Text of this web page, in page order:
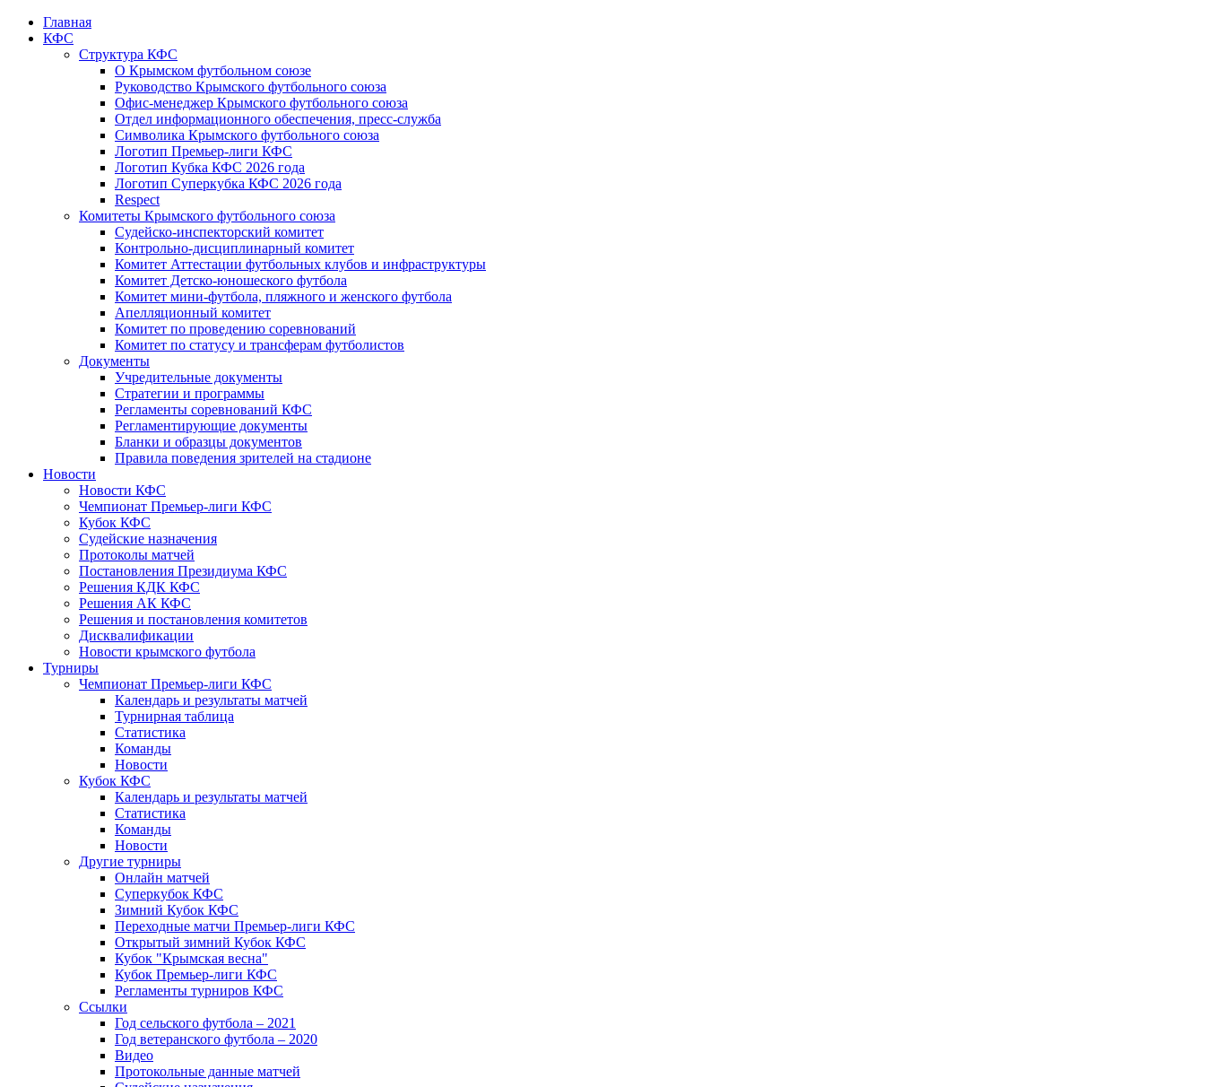
Главная
КФС
Структура КФС
О Крымском футбольном союзе
Руководство Крымского футбольного союза
Офис-менеджер Крымского футбольного союза
Отдел информационного обеспечения, пресс-служба
Символика Крымского футбольного союза
Логотип Премьер-лиги КФС
Логотип Кубка КФС 2026 года
Логотип Суперкубка КФС 2026 года
Respect
Комитеты Крымского футбольного союза
Судейско-инспекторский комитет
Контрольно-дисциплинарный комитет
Комитет Аттестации футбольных клубов и инфраструктуры
Комитет Детско-юношеского футбола
Комитет мини-футбола, пляжного и женского футбола
Апелляционный комитет
Комитет по проведению соревнований
Комитет по статусу и трансферам футболистов
Документы
Учредительные документы
Стратегии и программы
Регламенты соревнований КФС
Регламентирующие документы
Бланки и образцы документов
Правила поведения зрителей на стадионе
Новости
Новости КФС
Чемпионат Премьер-лиги КФС
Кубок КФС
Судейские назначения
Протоколы матчей
Постановления Президиума КФС
Решения КДК КФС
Решения АК КФС
Решения и постановления комитетов
Дисквалификации
Новости крымского футбола
Турниры
Чемпионат Премьер-лиги КФС
Календарь и результаты матчей
Турнирная таблица
Статистика
Команды
Новости
Кубок КФС
Календарь и результаты матчей
Статистика
Команды
Новости
Другие турниры
Онлайн матчей
Суперкубок КФС
Зимний Кубок КФС
Переходные матчи Премьер-лиги КФС
Открытый зимний Кубок КФС
Кубок "Крымская весна"
Кубок Премьер-лиги КФС
Регламенты турниров КФС
Ссылки
Год сельского футбола – 2021
Год ветеранского футбола – 2020
Видео
Протокольные данные матчей